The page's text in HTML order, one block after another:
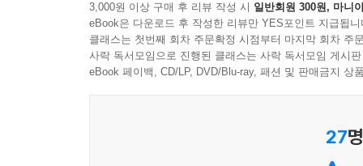
2권에서 고미호는 요괴에게 붙잡힌 스승 햄도사
요괴들 앞에서 잠시 망설이기도 하지만, 고미호
고난과 역경이 자신을 성장시키는 값진 경험이
구슬을 모으는 여정 속에서 독자들은 낙하 운동,
3,000원 이상 구매 후 리뷰 작성 시 일반회원 300원, 마니
eBook은 다운로드 후 작성한 리뷰만 YES포인트 지급됩니
클래스는 첫번째 회차 주문확정 시점부터 마지막 회차 주
사락 독서모임으로 진행된 클래스는 사락 독서모임 게시
eBook 페이백, CD/LP, DVD/Blu-ray, 패션 및 판매금지 상
27